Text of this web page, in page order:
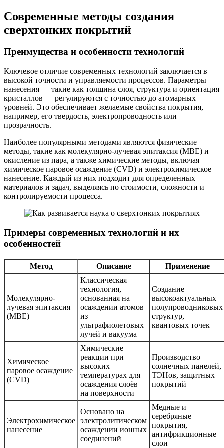
Современные методы создания
сверхтонких покрытий
Преимущества и особенности технологий
Ключевое отличие современных технологий заключается в
высокой точности и управляемости процессов. Параметры
нанесения — такие как толщина слоя, структура и ориентация
кристаллов — регулируются с точностью до атомарных
уровней. Это обеспечивает желаемые свойства покрытия,
например, его твердость, электропроводность или
прозрачность.
Наиболее популярными методами являются физические
методы, такие как молекулярно-лучевая эпитаксия (MBE) и
окисление из пара, а также химические методы, включая
химическое паровое осаждение (CVD) и электрохимическое
нанесение. Каждый из них подходит для определенных
материалов и задач, выделяясь по стоимости, сложности и
контролируемости процесса.
Примеры современных технологий и их
особенностей
Метод Описание Применение
Молекулярно-
лучевая эпитаксия
(MBE)
Классическая
технология,
основанная на
осаждении атомов
из
ультрафиолетовых
лучей и вакуума
Создание
высокоактуальных
полупроводниковых
структур,
квантовых точек
Химическое
паровое осаждение
(CVD)
Химические
реакции при
высоких
температурах для
осаждения слоёв
на поверхности
Производство
солнечных панелей,
ТЭНов, защитных
покрытий
Электрохимическое
нанесение
Основано на
электролитическом
осаждении ионных
соединений
Медные и
серебряные
покрытия,
антифрикционные
слои